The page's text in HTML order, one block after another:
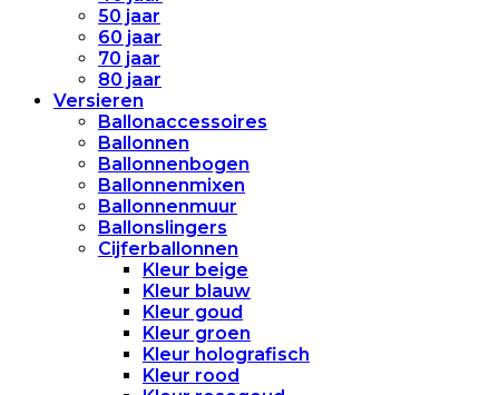
50 jaar
60 jaar
70 jaar
80 jaar
Versieren
Ballonaccessoires
Ballonnen
Ballonnenbogen
Ballonnenmixen
Ballonnenmuur
Ballonslingers
Cijferballonnen
Kleur beige
Kleur blauw
Kleur goud
Kleur groen
Kleur holografisch
Kleur rood